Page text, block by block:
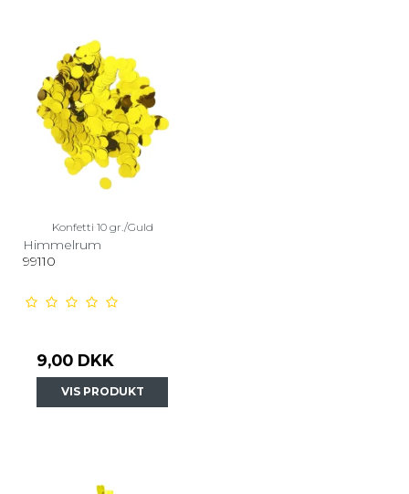
Konfetti 10 gr./Guld
Himmelrum
99110
9,00 DKK
VIS PRODUKT